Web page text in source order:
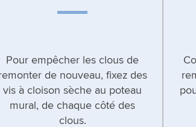
Pour empêcher les clous de
de nouveau, fixez des
vis à cloison sèche au poteau
mural, de chaque côté des
clous.